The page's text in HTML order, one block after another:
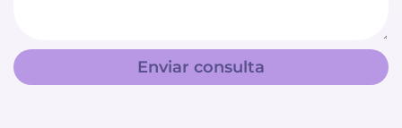
Enviar consulta